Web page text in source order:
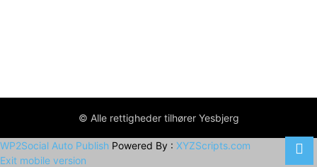
© Alle rettigheder tilhører Yesbjerg
WP2Social Auto Publish Powered By : XYZScripts.com
Exit mobile version